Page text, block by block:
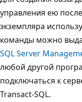
управления ею
экземпляра
команды можно
SQL Server
любой другой
подключаться к
Transact-SQL.